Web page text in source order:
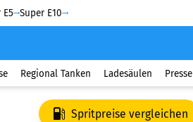
E5 Super E10
Regional Tanken Ladesäulen Presse
Spritpreise vergleichen